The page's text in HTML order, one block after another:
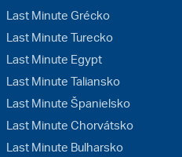
Last Minute Grécko
Last Minute Turecko
Last Minute Egypt
Last Minute Taliansko
Last Minute Španielsko
Last Minute Chorvátsko
Last Minute Bulharsko